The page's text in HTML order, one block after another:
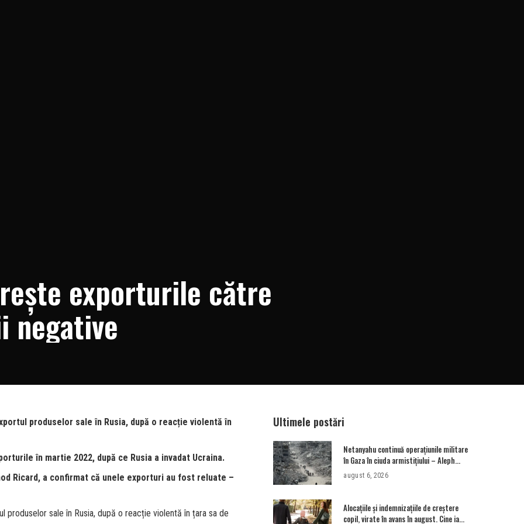
exporturile către
negative
produselor sale în Rusia, după o reacție violentă în
în martie 2022, după ce Rusia a invadat Ucraina.
Ricard, a confirmat că unele exporturi au fost reluate –
produselor sale în Rusia, după o reacție violentă în țara sa de
Ultimele postări
Netanyahu continuă operațiunile militare
în Gaza în ciuda armistițiului – Aleph
News
august 6, 2026
Alocațiile și indemnizațiile de creștere
copil, virate în avans în august. Cine ia